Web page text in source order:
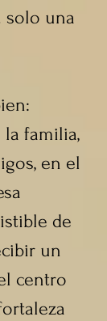
solo una
la familia,
en el
de
un
centro